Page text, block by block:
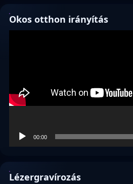
Okos otthon irányítás
00:00
Lézergravírozás